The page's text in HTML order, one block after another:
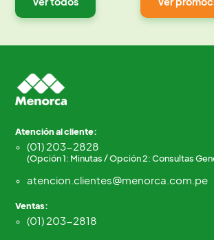
Atención al cliente:
(01) 203-2828
(Opción 1: Minutas / Opción 2: Consultas
atencion.clientes@menorca.com.pe
Ventas:
(01) 203-2818